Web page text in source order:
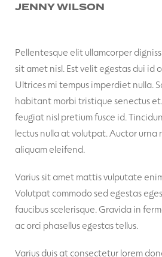
JENNY WILSON
Pellentesque elit ullamcorper
sit amet nisl. Est velit egestas dui id
Ultrices mi tempus imperdiet nulla.
habitant morbi tristique senectus
feugiat nisl pretium fusce id.
lectus nulla at volutpat. Auctor urna
aliquam eleifend.
Varius sit amet mattis vulputate
Volutpat commodo sed egestas
faucibus scelerisque. Gravida in
ac orci phasellus egestas tellus.
Varius duis at consectetur lorem